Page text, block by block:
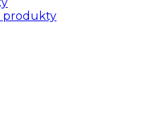
produkty